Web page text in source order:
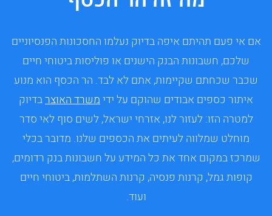
אם אי פעם תהיתם איפה בדיוק נעלמו החסכונות הפנסיוניים
שלכם, חשבונות הבנק הישנים או פוליסות ביטוחי חיים
שכבר שכחתם שקיימות, אתם לא לבד. הר הכסף הוא מנוע
איתור כספים אבודים שהוקם על ידימשרד האוצרבדיוק
למטרה הזו: לעזור לנו, אזרחי ישראל, לשים סוף לאי סדר
מוחלט שמלווה לעיתים את הכספים שלנו. מדובר בכלי
שמרכז במקום אחד את כל המידע על חשבונות בנק רדומים,
קופות גמל, קרנות פנסיה, קרנות השתלמות, ביטוחי חיים
ועוד.